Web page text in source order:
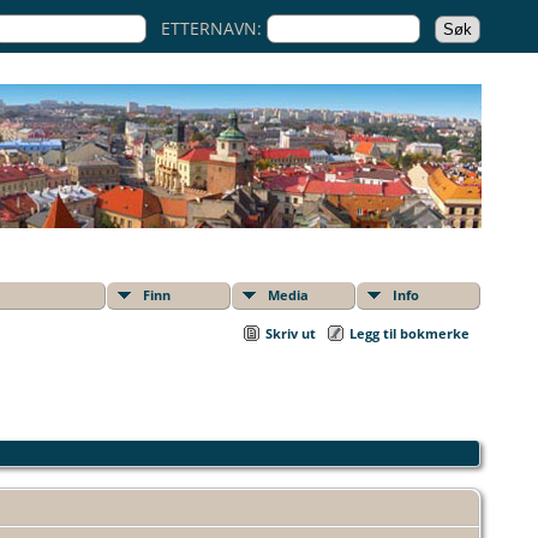
ETTERNAVN:
Finn Media Info
Skriv ut Legg til bokmerke